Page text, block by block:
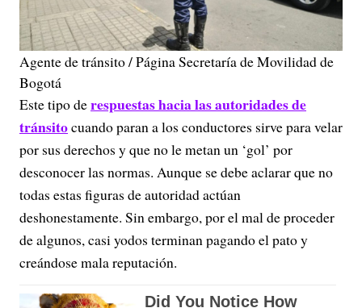
Agente de tránsito / Página Secretaría de Movilidad de
Bogotá
Este tipo derespuestas hacia las autoridades de
tránsitocuando paran a los conductores sirve para velar
por sus derechos y que no le metan un ‘gol’ por
desconocer las normas. Aunque se debe aclarar que no
todas estas figuras de autoridad actúan
deshonestamente. Sin embargo, por el mal de proceder
de algunos, casi yodos terminan pagando el pato y
creándose mala reputación.